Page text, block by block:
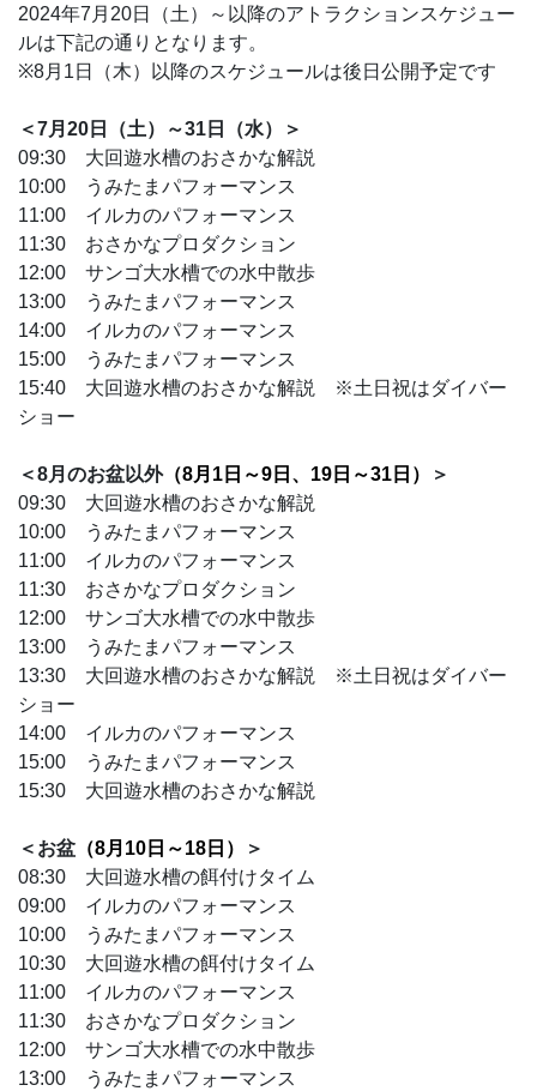
2024年7月20日（土）～以降のアトラクションスケジュー
ルは下記の通りとなります。
※8月1日（木）以降のスケジュールは後日公開予定です
＜7月20日（土）～31日（水）＞
09:30 大回遊水槽のおさかな解説
10:00 うみたまパフォーマンス
11:00 イルカのパフォーマンス
11:30 おさかなプロダクション
12:00 サンゴ大水槽での水中散歩
13:00 うみたまパフォーマンス
14:00 イルカのパフォーマンス
15:00 うみたまパフォーマンス
15:40 大回遊水槽のおさかな解説 ※土日祝はダイバー
ショー
＜8月のお盆以外（8月1日～9日、19日～31日）
＞
09:30 大回遊水槽のおさかな解説
10:00 うみたまパフォーマンス
11:00 イルカのパフォーマンス
11:30 おさかなプロダクション
12:00 サンゴ大水槽での水中散歩
13:00 うみたまパフォーマンス
13:30 大回遊水槽のおさかな解説 ※土日祝はダイバー
ショー
14:00 イルカのパフォーマンス
15:00 うみたまパフォーマンス
15:30 大回遊水槽のおさかな解説
＜お盆 （8月10日～18日）
＞
08:30 大回遊水槽の餌付けタイム
09:00 イルカのパフォーマンス
10:00 うみたまパフォーマンス
10:30 大回遊水槽の餌付けタイム
11:00 イルカのパフォーマンス
11:30 おさかなプロダクション
12:00 サンゴ大水槽での水中散歩
13:00 うみたまパフォーマンス